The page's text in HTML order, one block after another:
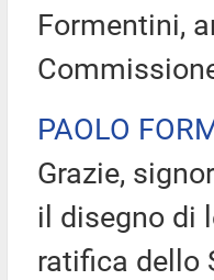
Formentini,
PAOLO
Grazie,
il disegno di
ratifica dello